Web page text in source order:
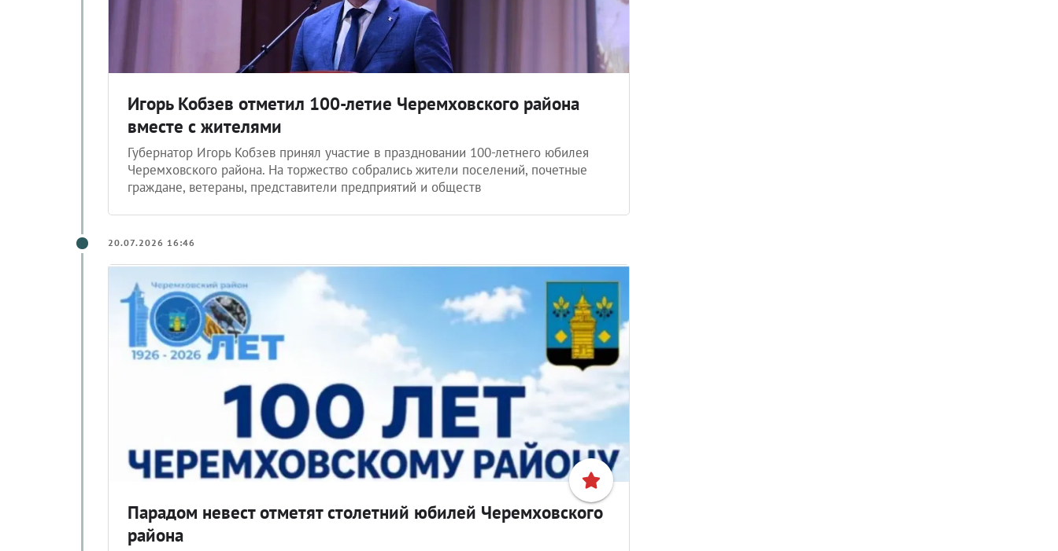
Игорь Кобзев отметил 100-летие Черемховского района
вместе с жителями
Губернатор Игорь Кобзев принял участие в праздновании 100-летнего юбилея
Черемховского района. На торжество собрались жители поселений, почетные
граждане, ветераны, представители предприятий и обществ
20.07.2026 16:46
Парадом невест отметят столетний юбилей Черемховского
района